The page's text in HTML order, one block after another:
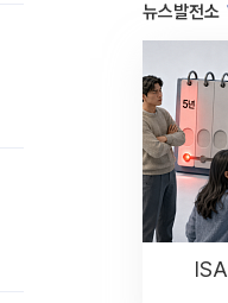
뉴스발전소